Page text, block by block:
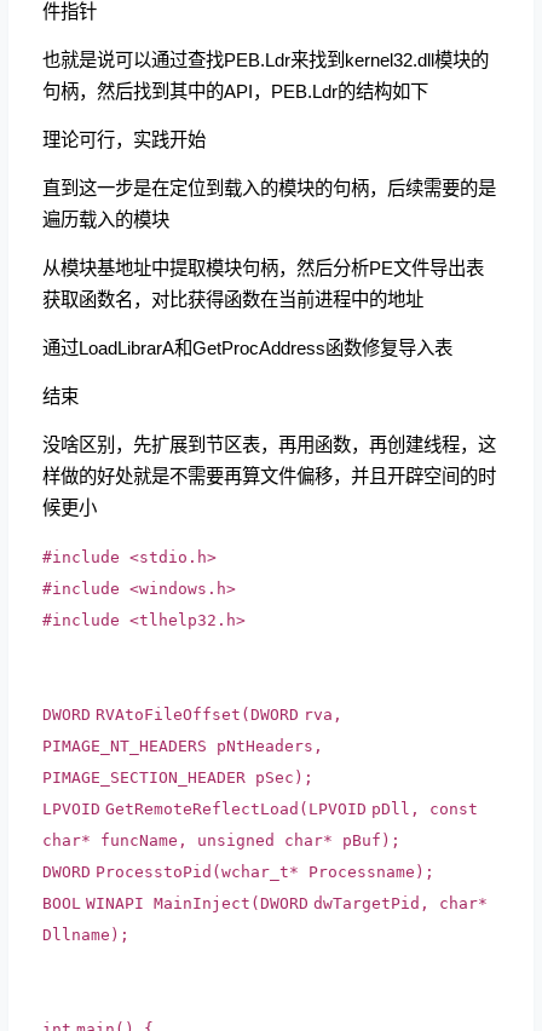
件指针
也就是说可以通过查找PEB.Ldr来找到kernel32.dll模块的
句柄，然后找到其中的API，PEB.Ldr的结构如下
理论可行，实践开始
直到这一步是在定位到载入的模块的句柄，后续需要的是
遍历载入的模块
从模块基地址中提取模块句柄，然后分析PE文件导出表
获取函数名，对比获得函数在当前进程中的地址
通过LoadLibrarA和GetProcAddress函数修复导入表
结束
没啥区别，先扩展到节区表，再用函数，再创建线程，这
样做的好处就是不需要再算文件偏移，并且开辟空间的时
候更小
#include <stdio.h>
#include <windows.h>
#include <tlhelp32.h>
DWORD RVAtoFileOffset(DWORD rva,
PIMAGE_NT_HEADERS pNtHeaders,
PIMAGE_SECTION_HEADER pSec);
LPVOID GetRemoteReflectLoad(LPVOID pDll, const
char* funcName, unsigned char* pBuf);
DWORD ProcesstoPid(wchar_t* Processname);
BOOL WINAPI MainInject(DWORD dwTargetPid, char*
Dllname);